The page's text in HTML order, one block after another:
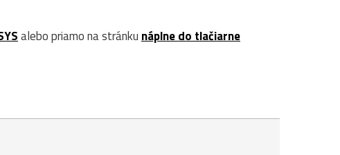
alebo priamo na stránku náplne do tlačiarne